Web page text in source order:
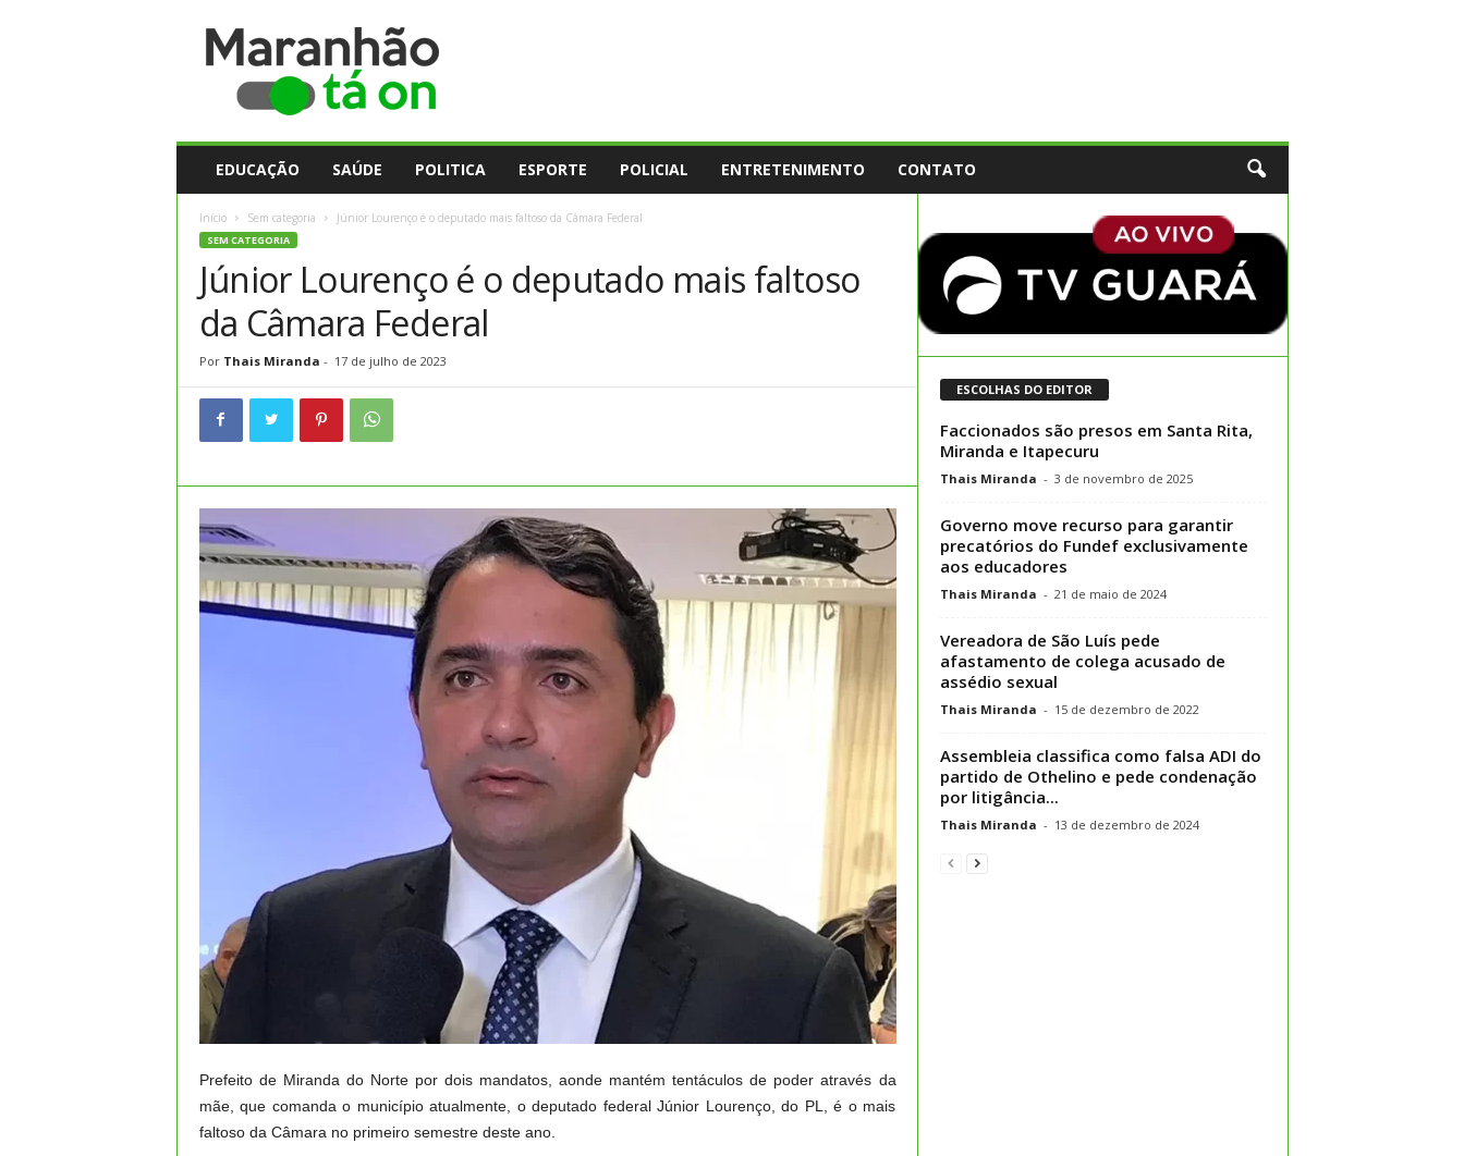
EDUCAÇÃO SAÚDE POLITICA ESPORTE POLICIAL ENTRETENIMENTO CONTATO
Início Sem categoria Júnior Lourenço é o deputado mais faltoso da Câmara Federal
SEM CATEGORIA
Júnior Lourenço é o deputado mais faltoso
da Câmara Federal
Por Thais Miranda - 17 de julho de 2023
Prefeito de Miranda do Norte por dois mandatos, aonde mantém tentáculos de poder através da
mãe, que comanda o município atualmente, o deputado federal Júnior Lourenço, do PL, é o mais
faltoso da Câmara no primeiro semestre deste ano.
ESCOLHAS DO EDITOR
Faccionados são presos em Santa Rita,
Miranda e Itapecuru
Thais Miranda - 3 de novembro de 2025
Governo move recurso para garantir
precatórios do Fundef exclusivamente
aos educadores
Thais Miranda - 21 de maio de 2024
Vereadora de São Luís pede
afastamento de colega acusado de
assédio sexual
Thais Miranda - 15 de dezembro de 2022
Assembleia classifica como falsa ADI do
partido de Othelino e pede condenação
por litigância...
Thais Miranda - 13 de dezembro de 2024